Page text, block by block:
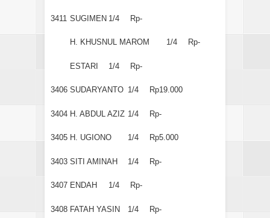
3411 SUGIMEN 1/4 Rp-
H. KHUSNUL MAROM 1/4 Rp-
ESTARI 1/4 Rp-
3406 SUDARYANTO 1/4 Rp19.000
3404 H. ABDUL AZIZ 1/4 Rp-
3405 H. UGIONO 1/4 Rp5.000
3403 SITI AMINAH 1/4 Rp-
3407 ENDAH 1/4 Rp-
3408 FATAH YASIN 1/4 Rp-